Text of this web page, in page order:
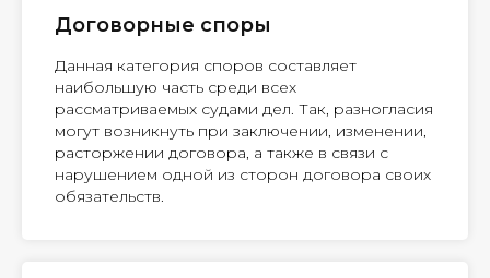
Договорные споры
Данная категория споров составляет
наибольшую часть среди всех
рассматриваемых судами дел. Так, разногласия
могут возникнуть при заключении, изменении,
расторжении договора, а также в связи с
нарушением одной из сторон договора своих
обязательств.